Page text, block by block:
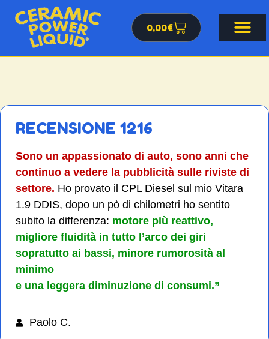
0,00€
RECENSIONE 1216
Sono un appassionato di auto, sono anni che
continuo a vedere la pubblicità sulle riviste di
settore. Ho provato il CPL Diesel sul mio Vitara
1.9 DDIS, dopo un pò di chilometri ho sentito
subito la differenza: motore più reattivo,
migliore fluidità in tutto l’arco dei giri
sopratutto ai bassi, minore rumorosità al
minimo
e una leggera diminuzione di consumi.”
Paolo C.